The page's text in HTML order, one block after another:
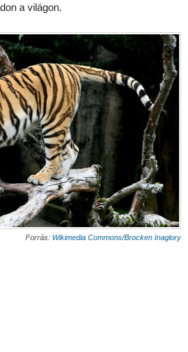
a világon.
Forrás: Wikimedia Commons/Brocken Inaglory